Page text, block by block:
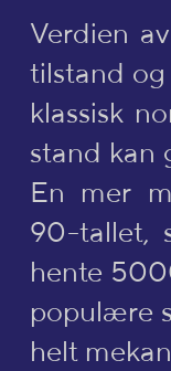
Verdien
tilstand
klassisk
stand kan
En mer
90-tallet,
hente
populære
helt